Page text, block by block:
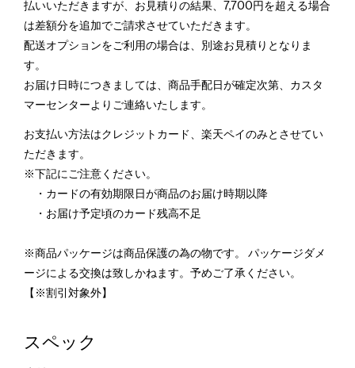
払いいただきますが、お見積りの結果、7,700円を超える場合
は差額分を追加でご請求させていただきます。
配送オプションをご利用の場合は、別途お見積りとなりま
す。
お届け日時につきましては、商品手配日が確定次第、カスタ
マーセンターよりご連絡いたします。
お支払い方法はクレジットカード、楽天ペイのみとさせてい
ただきます。
※下記にご注意ください。
・カードの有効期限日が商品のお届け時期以降
・お届け予定頃のカード残高不足
※商品パッケージは商品保護の為の物です。 パッケージダメ
ージによる交換は致しかねます。予めご了承ください。
【※割引対象外】
スペック